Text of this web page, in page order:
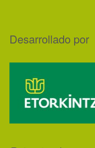
Desarrollado por